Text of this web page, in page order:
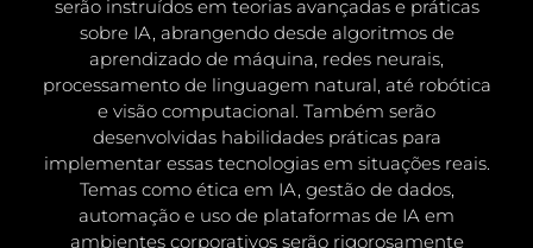
serão instruídos em teorias avançadas e práticas
sobre IA, abrangendo desde algoritmos de
aprendizado de máquina, redes neurais,
processamento de linguagem natural, até robótica
e visão computacional. Também serão
desenvolvidas habilidades práticas para
implementar essas tecnologias em situações reais.
Temas como ética em IA, gestão de dados,
automação e uso de plataformas de IA em
ambientes corporativos serão rigorosamente